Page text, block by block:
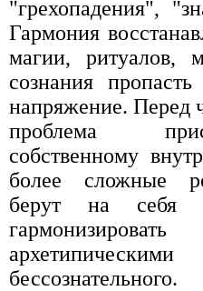
"грехопадения",
Гармония
магии, ритуалов,
сознания пропасть
напряжение. Перед
проблема
собственному
более сложные
берут на себя
бессознательного.